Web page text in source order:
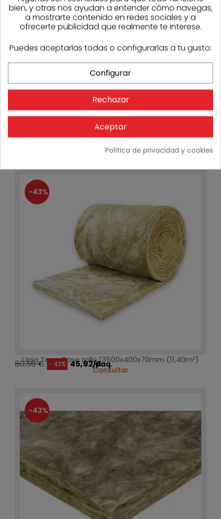
excelentes
propiedades
térmicas y acústicas.
Este modelo P8752
100 mm es ideal para
lograr una
envolvente térmica
residenciales,
PRODUCTOS DE LA MISMA CATEGORÍA
-43%
Ursa Terra Base rollo 13500x400x70mm (11,40m²)
80,56 € - 43% 45,92 €/paq.
Consultar
-43%
bien, y otras nos ayudan a entender cómo navegas,
a mostrarte contenido en redes sociales y a
ofrecerte publicidad que realmente te interese.
Puedes aceptarlas todas o configurarlas a tu gusto:
Configurar
Rechazar
Aceptar
Política de privacidad y cookies